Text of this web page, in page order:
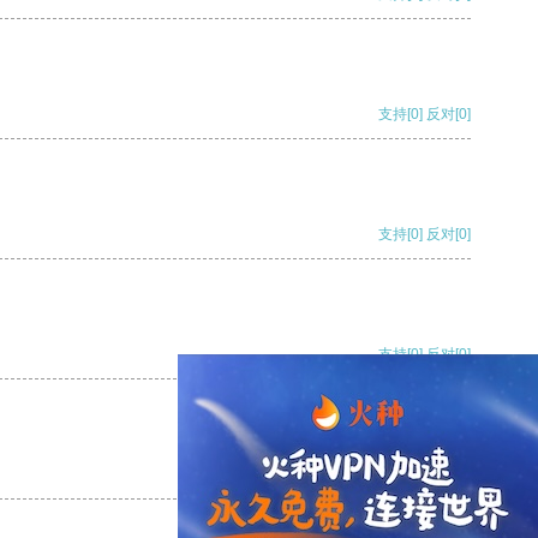
支持[0] 反对[0]
支持[0] 反对[0]
支持[0] 反对[0]
支持[0] 反对